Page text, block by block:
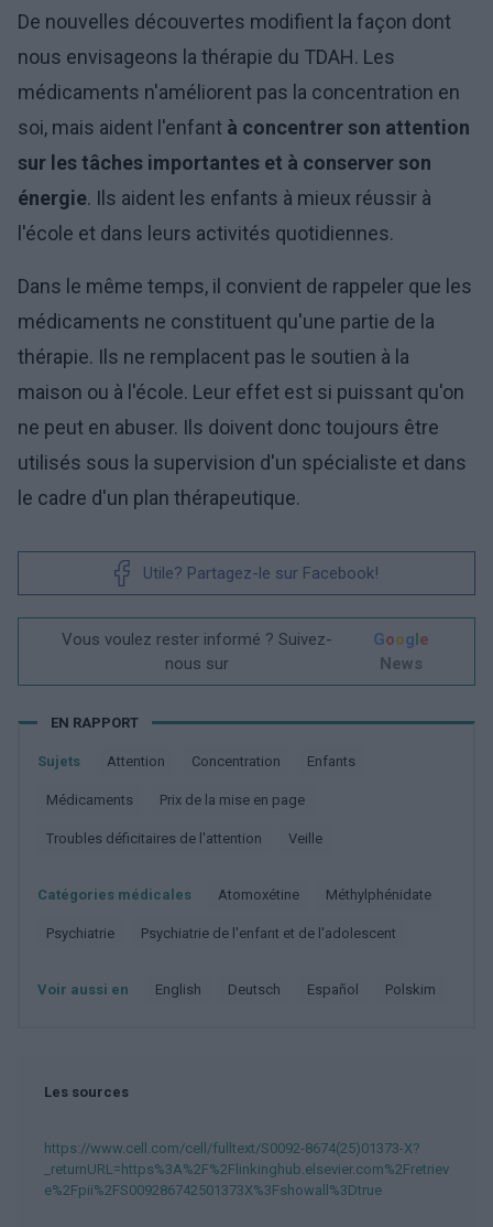
De nouvelles découvertes modifient la façon dont
nous envisageons la thérapie du TDAH. Les
médicaments n'améliorent pas la concentration en
soi, mais aident l'enfant à concentrer son attention
sur les tâches importantes et à conserver son
énergie. Ils aident les enfants à mieux réussir à
l'école et dans leurs activités quotidiennes.
Dans le même temps, il convient de rappeler que les
médicaments ne constituent qu'une partie de la
thérapie. Ils ne remplacent pas le soutien à la
maison ou à l'école. Leur effet est si puissant qu'on
ne peut en abuser. Ils doivent donc toujours être
utilisés sous la supervision d'un spécialiste et dans
le cadre d'un plan thérapeutique.
Utile? Partagez-le sur Facebook!
Vous voulez rester informé ? Suivez-
nous sur
Google
News
EN RAPPORT
Sujets Attention Concentration Enfants
Médicaments Prix de la mise en page
Troubles déficitaires de l'attention Veille
Catégories médicales Atomoxétine Méthylphénidate
Psychiatrie Psychiatrie de l'enfant et de l'adolescent
Voir aussi en english deutsch español polskim
Les sources
https://www.cell.com/cell/fulltext/S0092-8674(25)01373-X?
_returnURL=https%3A%2F%2Flinkinghub.elsevier.com%2Fretriev
e%2Fpii%2FS009286742501373X%3Fshowall%3Dtrue